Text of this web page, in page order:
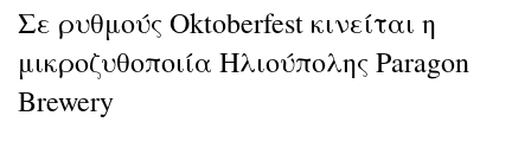
Σε ρυθμούς Oktoberfest κινείται η
μικροζυθοποιία Ηλιούπολης Paragon
Brewery